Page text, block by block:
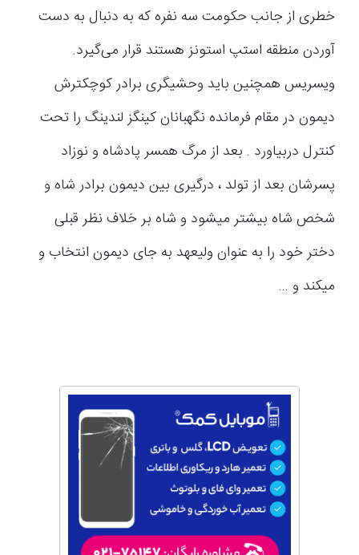
خطری از جانب حکومت سه ‌نفره که به دنبال به دست
آوردن منطقه استپ ‌استونز هستند قرار می‌گیرد.
ویسریس همچنین باید وحشیگری برادر کوچکترش
دیمون در مقام فرمانده نگهبانان کینگز لندینگ را تحت
کنترل دربیاورد . بعد از مرگ همسر پادشاه و نوزاد
پسرشان بعد از تولد ، درگیری بین دیمون برادر شاه و
شخص شاه بیشتر میشود و شاه بر خلاف نظر قبلی
دختر خود را به عنوان ولیعهد به جای دیمون انتخاب و
میکند و …